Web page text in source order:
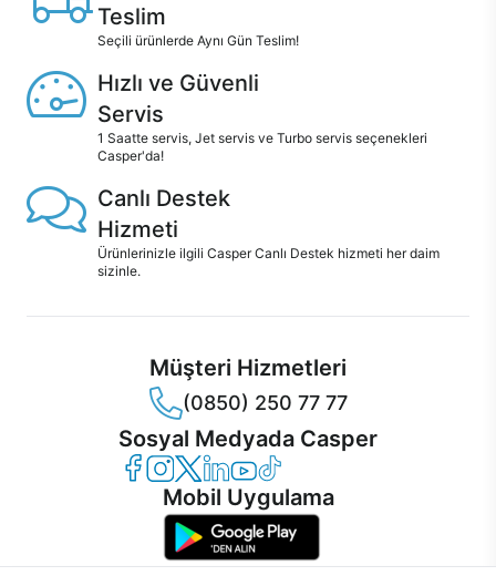
Teslim
Seçili ürünlerde Aynı Gün Teslim!
Hızlı ve Güvenli
Servis
1 Saatte servis, Jet servis ve Turbo servis seçenekleri
Casper'da!
Canlı Destek
Hizmeti
Ürünlerinizle ilgili Casper Canlı Destek hizmeti her daim
sizinle.
Müşteri Hizmetleri
(0850) 250 77 77
Sosyal Medyada Casper
Casper Facebook
Casper Instagram
Casper Twitter
Casper LinkedIn
Casper YouTube
Casper TikTok
Mobil Uygulama